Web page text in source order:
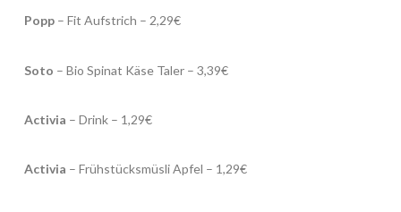
Popp– Fit Aufstrich – 2,29€
Soto – Bio Spinat Käse Taler – 3,39€
Activia – Drink – 1,29€
Activia – Frühstücksmüsli Apfel – 1,29€